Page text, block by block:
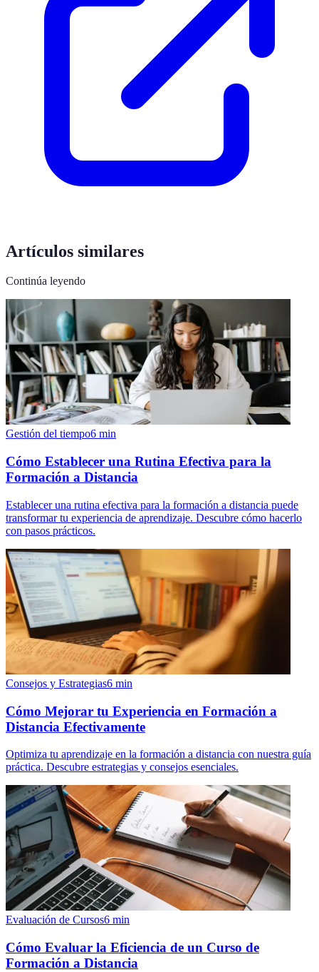
Artículos similares
Continúa leyendo
Gestión del tiempo6 min
Cómo Establecer una Rutina Efectiva para la
Formación a Distancia
Establecer una rutina efectiva para la formación a distancia puede
transformar tu experiencia de aprendizaje. Descubre cómo hacerlo
con pasos prácticos.
Consejos y Estrategias6 min
Cómo Mejorar tu Experiencia en Formación a
Distancia Efectivamente
Optimiza tu aprendizaje en la formación a distancia con nuestra guía
práctica. Descubre estrategias y consejos esenciales.
Evaluación de Cursos6 min
Cómo Evaluar la Eficiencia de un Curso de
Formación a Distancia